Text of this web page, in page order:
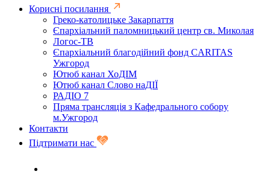
Корисні посилання
Греко-католицьке Закарпаття
Єпархіальний паломницький центр св. Миколая
Логос-ТВ
Єпархіальний благодійний фонд CARITAS
Ужгород
Ютюб канал ХоДІМ
Ютюб канал Слово наДІЇ
РАДІО 7
Пряма трансляція з Кафедрального собору
м.Ужгород
Контакти
Підтримати нас